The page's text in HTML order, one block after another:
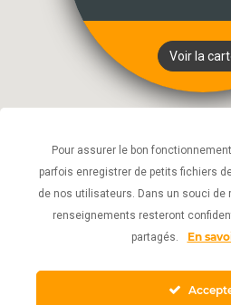
Voir la
Pour assurer le bon
parfois enregistrer de petits fichiers
de nos utilisateurs. Dans un souci de
renseignements resteront
partagés.
En